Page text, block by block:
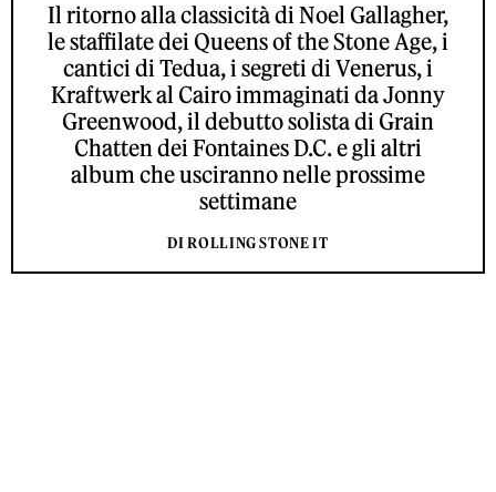
Il ritorno alla classicità di Noel Gallagher,
le staffilate dei Queens of the Stone Age, i
cantici di Tedua, i segreti di Venerus, i
Kraftwerk al Cairo immaginati da Jonny
Greenwood, il debutto solista di Grain
Chatten dei Fontaines D.C. e gli altri
album che usciranno nelle prossime
settimane
DI ROLLING STONE IT